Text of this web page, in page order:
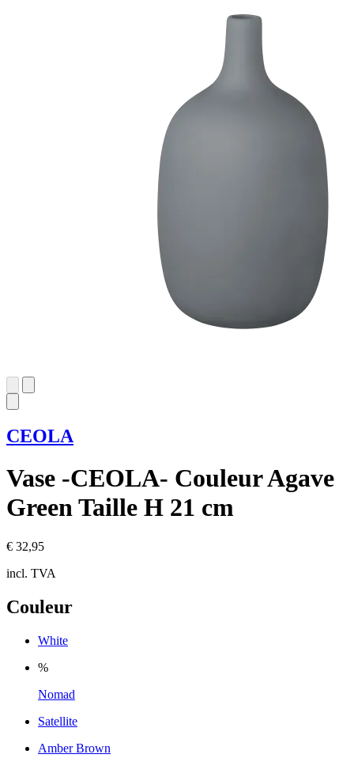
CEOLA
Vase -CEOLA- Couleur Agave
Green Taille H 21 cm
€ 32,95
incl. TVA
Couleur
White
%
Nomad
Satellite
Amber Brown